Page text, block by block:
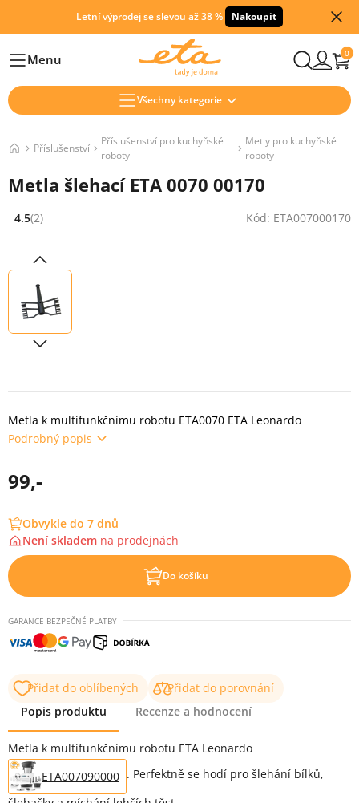
Letní výprodej se slevou až 38 % Nakoupit
HlavníMenu 0
Všechny kategorie
Příslušenství
Příslušenství pro kuchyňské
roboty
Metly pro kuchyňské
roboty
Metla šlehací ETA 0070 00170
Hodnocení: 4.5 z 5 (2 recenzí)
4.5(2) Kód: ETA007000170
Metla k multifunkčnímu robotu ETA0070 ETA Leonardo
Podrobný popis
99,-
Obvykle do 7 dnů
Není skladem na prodejnách
Do košíku
GARANCE BEZPEČNÉ PLATBY
Přidat do oblíbených
Přidat do porovnání
Popis produktu
Recenze a hodnocení
Popis produktu
Metla k multifunkčnímu robotu ETA Leonardo
ETA007090000 . Perfektně se hodí pro šlehání bílků,